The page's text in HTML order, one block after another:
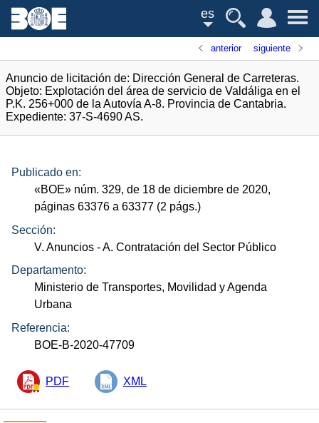
es
anterior siguiente
Anuncio de licitación de: Dirección General de Carreteras.
Objeto: Explotación del área de servicio de Valdáliga en el
P.K. 256+000 de la Autovía A-8. Provincia de Cantabria.
Expediente: 37-S-4690 AS.
Publicado en:
«BOE» núm. 329, de 18 de diciembre de 2020,
páginas 63376 a 63377 (2 págs.)
Sección:
V. Anuncios - A. Contratación del Sector Público
Departamento:
Ministerio de Transportes, Movilidad y Agenda
Urbana
Referencia:
BOE-B-2020-47709
PDF XML